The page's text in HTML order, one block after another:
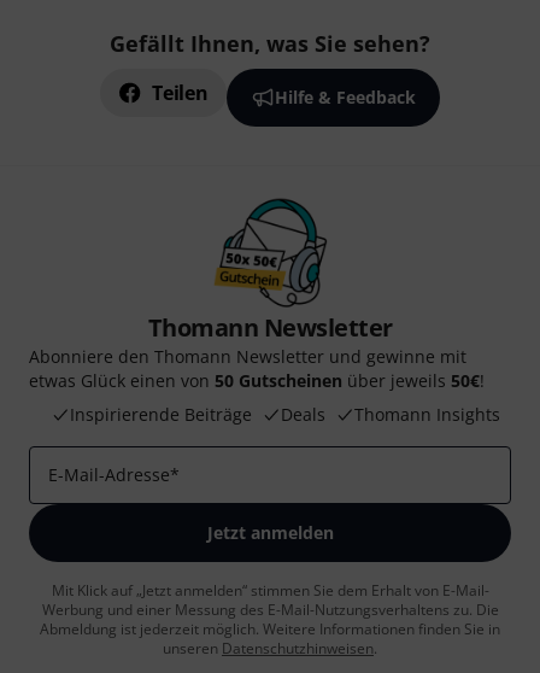
Gefällt Ihnen, was Sie sehen?
Teilen Hilfe & Feedback
Thomann Newsletter
Abonniere den Thomann Newsletter und gewinne mit
etwas Glück einen von 50 Gutscheinen über jeweils 50€!
Inspirierende Beiträge
Deals Thomann Insights
E-Mail-Adresse*
Jetzt anmelden
Mit Klick auf „Jetzt anmelden“ stimmen Sie dem Erhalt von E-Mail-
Werbung und einer Messung des E-Mail-Nutzungsverhaltens zu. Die
Abmeldung ist jederzeit möglich. Weitere Informationen finden Sie in
unseren Datenschutzhinweisen.